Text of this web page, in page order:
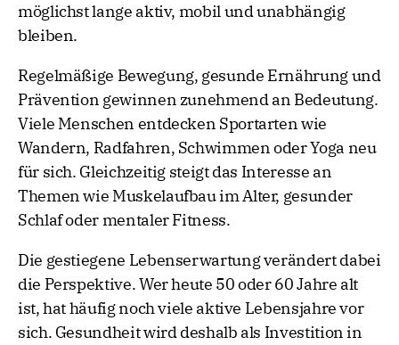
möglichst lange aktiv, mobil und unabhängig
bleiben.
Regelmäßige Bewegung, gesunde Ernährung und
Prävention gewinnen zunehmend an Bedeutung.
Viele Menschen entdecken Sportarten wie
Wandern, Radfahren, Schwimmen oder Yoga neu
für sich. Gleichzeitig steigt das Interesse an
Themen wie Muskelaufbau im Alter, gesunder
Schlaf oder mentaler Fitness.
Die gestiegene Lebenserwartung verändert dabei
die Perspektive. Wer heute 50 oder 60 Jahre alt
ist, hat häufig noch viele aktive Lebensjahre vor
sich. Gesundheit wird deshalb als Investition in